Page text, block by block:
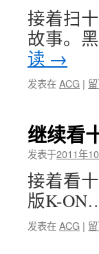
接着扫
故事。
读 →
发表在ACG |
继续看
发表于2011年
接着看
版K-
发表在ACG |